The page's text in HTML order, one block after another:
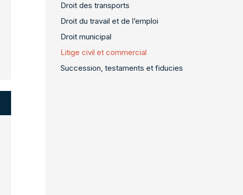
Droit des transports
Droit du travail et de l’emploi
Droit municipal
Litige civil et commercial
Succession, testaments et fiducies